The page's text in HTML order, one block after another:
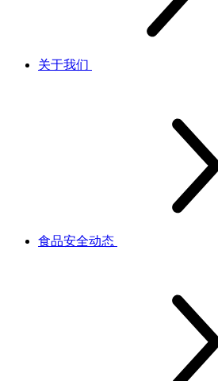
关于我们
食品安全动态